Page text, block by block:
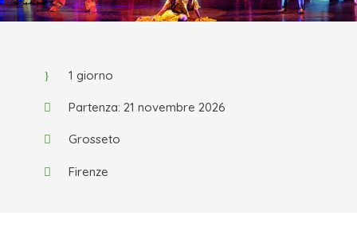
1 giorno
Partenza: 21 novembre 2026
Grosseto
Firenze